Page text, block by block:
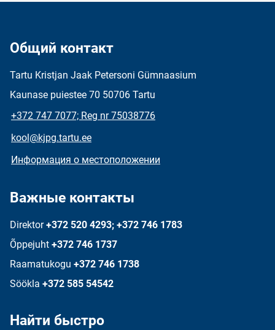
Общий контакт
Tartu Kristjan Jaak Petersoni Gümnaasium
Kaunase puiestee 70 50706 Tartu
+372 747 7077; Reg nr 75038776
kool@kjpg.tartu.ee
Информация о местоположении
Важные контакты
Direktor +372 520 4293; +372 746 1783
Õppejuht +372 746 1737
Raamatukogu +372 746 1738
Söökla +372 585 54542
Найти быстро